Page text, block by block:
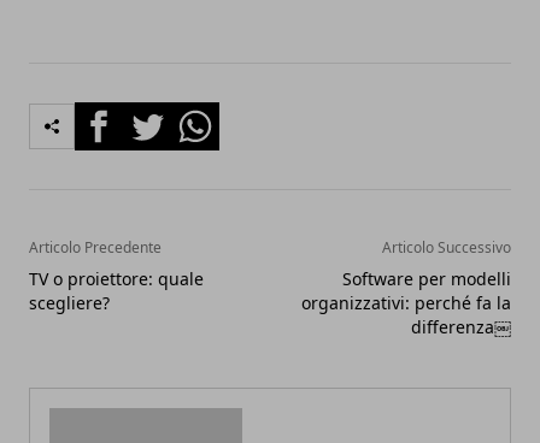
FacebookTwitterWhatsapp
Articolo Precedente
TV o proiettore: quale
scegliere?
Articolo Successivo
Software per modelli
organizzativi: perché fa la
differenza￼